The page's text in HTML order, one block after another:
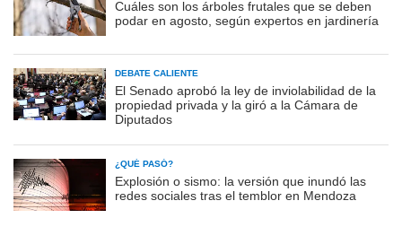
Cuáles son los árboles frutales que se deben
podar en agosto, según expertos en jardinería
DEBATE CALIENTE
El Senado aprobó la ley de inviolabilidad de la
propiedad privada y la giró a la Cámara de
Diputados
¿QUÉ PASÓ?
Explosión o sismo: la versión que inundó las
redes sociales tras el temblor en Mendoza